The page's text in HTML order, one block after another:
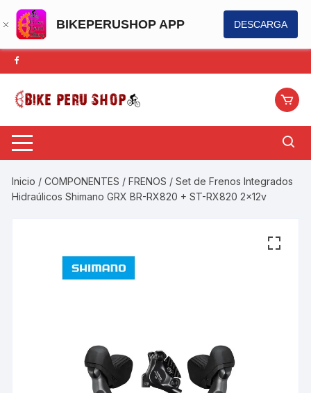
BIKEPERUSHOP APP DESCARGA
Saltar
al
contenido
Inicio /COMPONENTES /FRENOS / Set de Frenos Integrados
Hidraúlicos Shimano GRX BR-RX820 + ST-RX820 2x12v